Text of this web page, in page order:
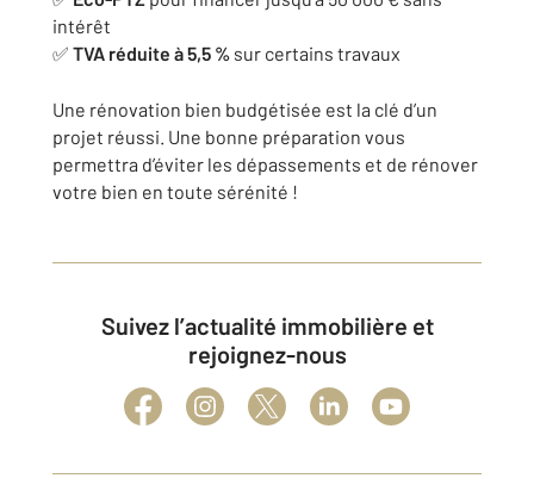
intérêt
✅ TVA réduite à 5,5 % sur certains travaux
Une rénovation bien budgétisée est la clé d’un
projet réussi. Une bonne préparation vous
permettra d’éviter les dépassements et de rénover
votre bien en toute sérénité !
Suivez l’actualité immobilière et
rejoignez-nous